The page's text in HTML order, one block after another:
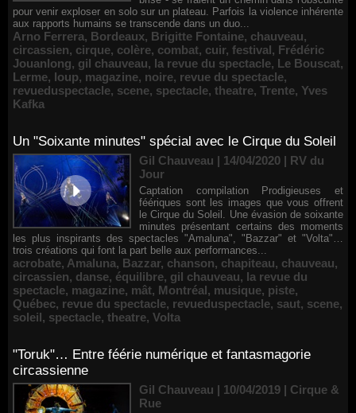
pour venir exploser en solo sur un plateau. Parfois la violence inhérente
aux rapports humains se transcende dans un duo...
Arno Ferrera, Bordeaux, Brigitte Fontaine, chauveau,
circassien, cirque, colère, combat, cuir, festival, Frédéric
Jouanlong, gil chauveau, la revue du spectacle, Le Bouscat,
Lerme, loup, magazine, noire, revue du spectacle,
revueduspectacle, scene, spectacle, theatre, Trente, Yves
Kafka
Un "Soixante minutes" spécial avec le Cirque du Soleil
Gil Chauveau | 14/04/2020 | RV du
Jour
Captation compilation Prodigieuses et
féériques sont les images que vous offrent
le Cirque du Soleil. Une évasion de soixante
minutes présentant certains des moments
les plus inspirants des spectacles "Amaluna", "Bazzar" et "Volta"…
trois créations qui font la part belle aux performances...
acrobate, Amaluna, Bazzar, chanson, chapiteau, chauveau,
circassien, danse, équilibre, gil chauveau, la revue du
spectacle, magazine, mât, Montréal, musique, piste,
Québec, revue du spectacle, revueduspectacle, saut, scene,
soleil, spectacle, theatre, Volta
"Toruk"… Entre féérie numérique et fantasmagorie
circassienne
Gil Chauveau | 10/04/2019 | Cirque &
Rue